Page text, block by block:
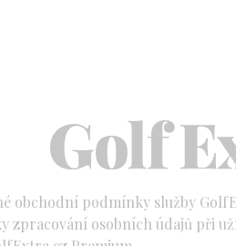
obchodní podmínky služby
zpracování osobních údajů při